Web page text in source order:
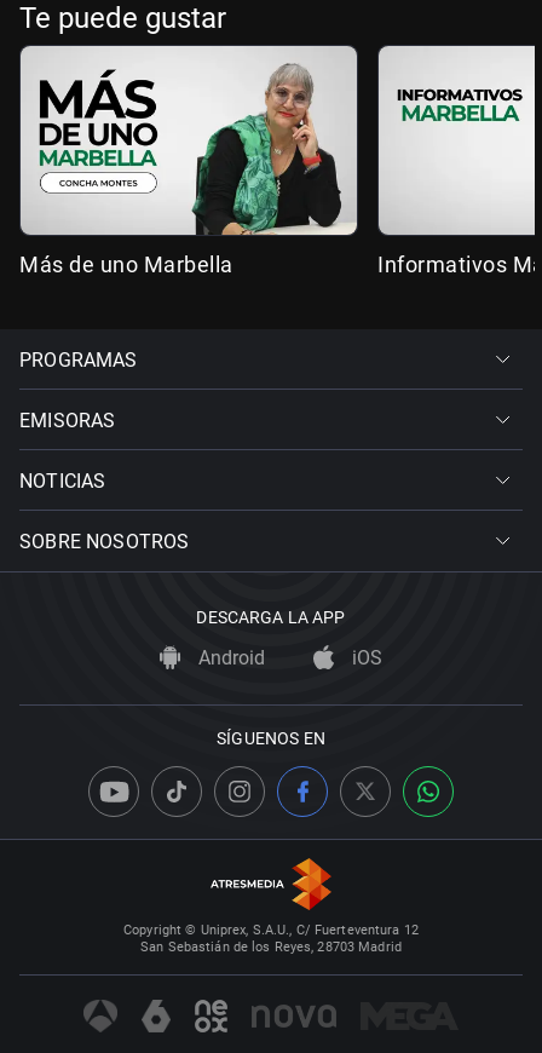
Te puede gustar
Más de uno Marbella Informativos
PROGRAMAS
EMISORAS
NOTICIAS
SOBRE NOSOTROS
DESCARGA LA APP
Android iOS
SÍGUENOS EN
Copyright © Uniprex, S.A.U., C/ Fuerteventura 12
San Sebastián de los Reyes, 28703 Madrid